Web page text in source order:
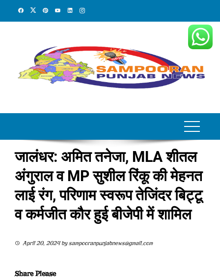
जालंधर: अमित तनेजा, MLA शीतल
अंगुराल व MP सुशील रिंकू की मेहनत
लाई रंग, परिणाम स्वरूप तेजिंदर बिट्टू
व कर्मजीत कौर हुई बीजेपी में शामिल
April 20, 2024bysampooranpunjabnews@gmail.com
Share Please